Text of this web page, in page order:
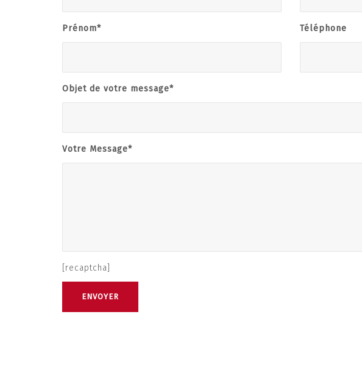
Prénom* Téléphone
Objet de votre message*
Votre Message*
[recaptcha]